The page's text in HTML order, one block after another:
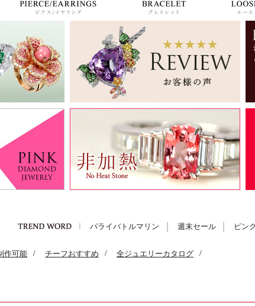
パライバトルマリン 週末セール ピン
作可能 / チーフおすすめ / 全ジュエリーカタログ /